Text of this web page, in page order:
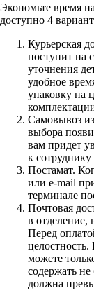
Экономьте время
доступно 4
Курьерская
поступит на
уточнения
удобное
упаковку на
Самовывоз
выбора
вам придет
к
Постамат.
или e-mail
терминале
Почтовая
в отделение,
Перед
можете
содержать
должна